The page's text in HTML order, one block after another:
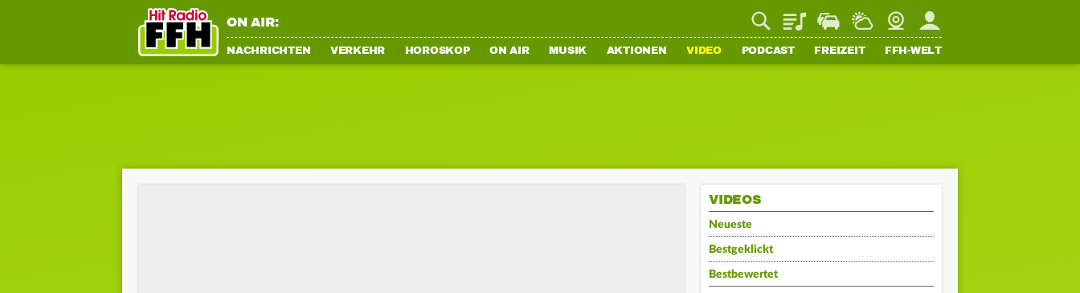
ON AIR: PlaylistStaupilotWetterWebcamMein FFH
NACHRICHTEN VERKEHR HOROSKOP ON AIR MUSIK AKTIONEN VIDEO PODCAST FREIZEIT FFH-WELT
VIDEOS
Neueste
Bestgeklickt
Bestbewertet